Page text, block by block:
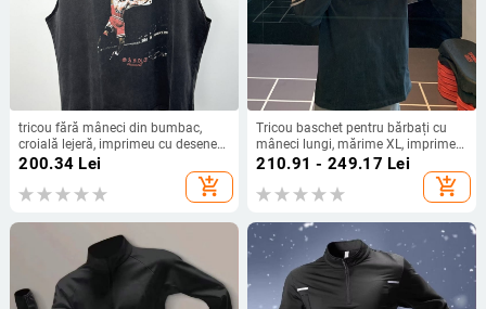
tricou fără mâneci din bumbac,
croială lejeră, imprimeu cu desene
animate, fără guler
200.34 Lei
add_shopping_cart
Tricou baschet pentru bărbați cu
mâneci lungi, mărime XL, imprimeu
retro american greu, marcă la
210.91 - 249.17 Lei
add_shopping_cart